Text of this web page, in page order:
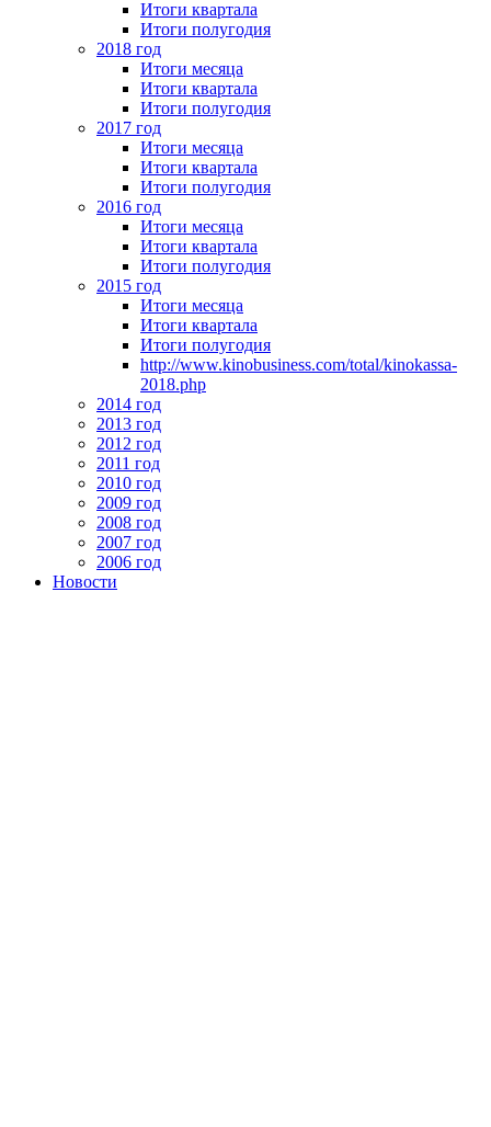
Итоги квартала
Итоги полугодия
2018 год
Итоги месяца
Итоги квартала
Итоги полугодия
2017 год
Итоги месяца
Итоги квартала
Итоги полугодия
2016 год
Итоги месяца
Итоги квартала
Итоги полугодия
2015 год
Итоги месяца
Итоги квартала
Итоги полугодия
http://www.kinobusiness.com/total/kinokassa-
2018.php
2014 год
2013 год
2012 год
2011 год
2010 год
2009 год
2008 год
2007 год
2006 год
Новости